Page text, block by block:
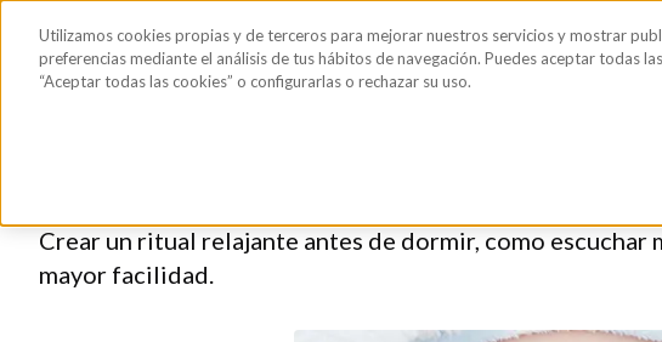
Todos los
productos
Sérum de pestañas y cejasGafas de SolHigiene íntima
Consejos para que tu bebé
Crear un ritual relajante antes de dormir, como escuchar
mayor facilidad.
Utilizamos cookies propias y de terceros para mejorar nuestros servicios y mostrar
preferencias mediante el análisis de tus hábitos de navegación. Puedes aceptar todas
“Aceptar todas las cookies” o configurarlas o rechazar su uso.